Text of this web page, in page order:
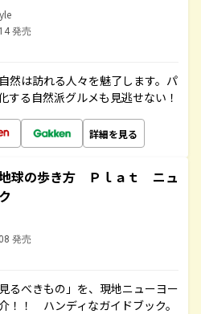
発売
然は訪れる人々を魅了します。パ
する自然派グルメも見逃せない！
詳細を見る
球の歩き方 Ｐｌａｔ ニュ
発売
るべきもの」を、現地ニューヨー
！！ ハンディなガイドブック。